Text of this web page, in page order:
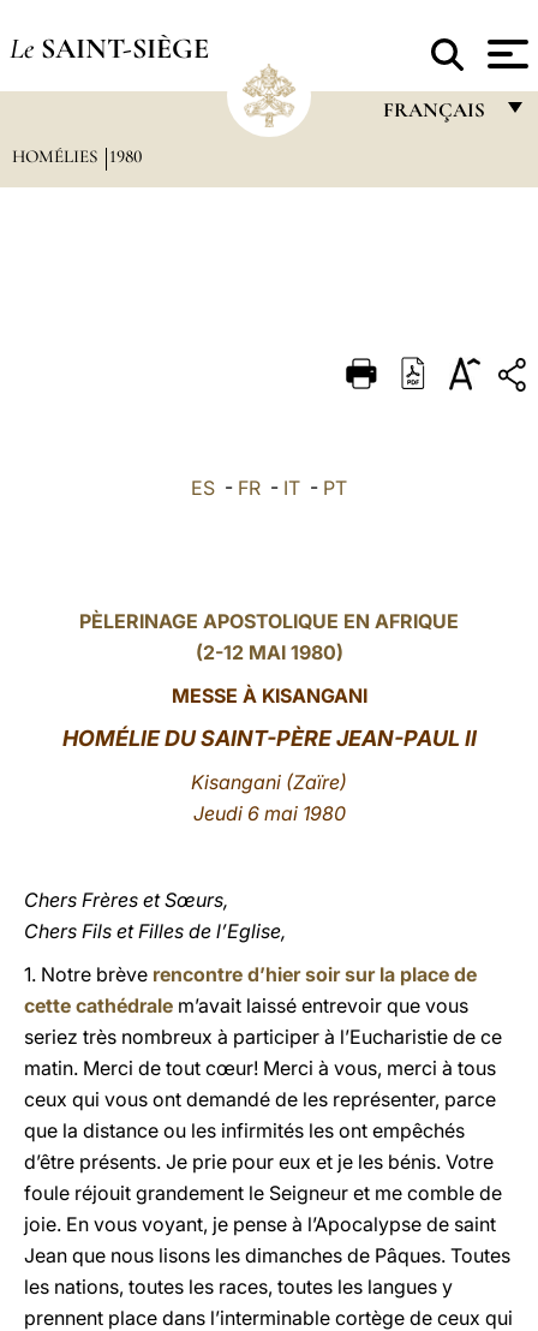
Le SAINT-SIÈGE
FRANÇAIS
DEUTSCH
HOMÉLIES 1980
ES - FR - IT - PT
PÈLERINAGE APOSTOLIQUE EN AFRIQUE
(2-12 MAI 1980)
MESSE À KISANGANI
HOMÉLIE DU SAINT-PÈRE JEAN-PAUL II
Kisangani (Zaïre)
Jeudi 6 mai 1980
Chers Frères et Sœurs,
Chers Fils et Filles de l’Eglise,
1. Notre brève rencontre d’hier soir sur la place de
cette cathédrale m’avait laissé entrevoir que vous
seriez très nombreux à participer à l’Eucharistie de ce
matin. Merci de tout cœur! Merci à vous, merci à tous
ceux qui vous ont demandé de les représenter, parce
que la distance ou les infirmités les ont empêchés
d’être présents. Je prie pour eux et je les bénis. Votre
foule réjouit grandement le Seigneur et me comble de
joie. En vous voyant, je pense à l’Apocalypse de saint
Jean que nous lisons les dimanches de Pâques. Toutes
les nations, toutes les races, toutes les langues y
prennent place dans l’interminable cortège de ceux qui